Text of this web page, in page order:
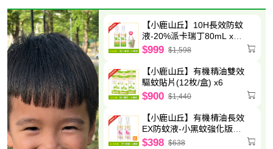
【小鹿山丘】10H長效防蚊
液-20%派卡瑞丁80mL x2
送圓筒帆布袋
$999 $1,598
【小鹿山丘】有機精油雙效
驅蚊貼片(12枚/盒) x6
$900 $1,440
【小鹿山丘】有機棈油長效
EX防蚊液-小黑蚊強化版
80g x2
$398 $638